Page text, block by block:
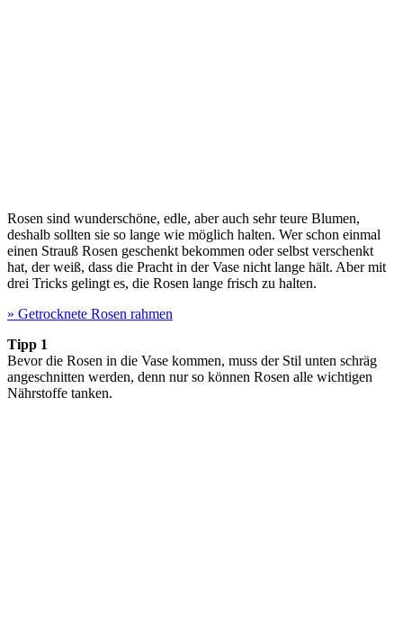
Rosen sind wunderschöne, edle, aber auch sehr teure Blumen,
deshalb sollten sie so lange wie möglich halten. Wer schon einmal
einen Strauß Rosen geschenkt bekommen oder selbst verschenkt
hat, der weiß, dass die Pracht in der Vase nicht lange hält. Aber mit
drei Tricks gelingt es, die Rosen lange frisch zu halten.
» Getrocknete Rosen rahmen
Tipp 1
Bevor die Rosen in die Vase kommen, muss der Stil unten schräg
angeschnitten werden, denn nur so können Rosen alle wichtigen
Nährstoffe tanken.